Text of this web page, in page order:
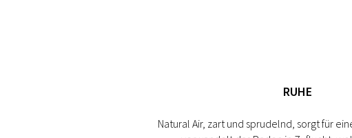
RUHE
Natural Air, zart und sprudelnd, sorgt für